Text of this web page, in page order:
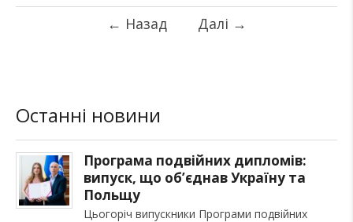
← Назад Далі →
Останні новини
Програма подвійних дипломів:
випуск, що об’єднав Україну та
Польщу
Цьогоріч випускники Програми подвійних